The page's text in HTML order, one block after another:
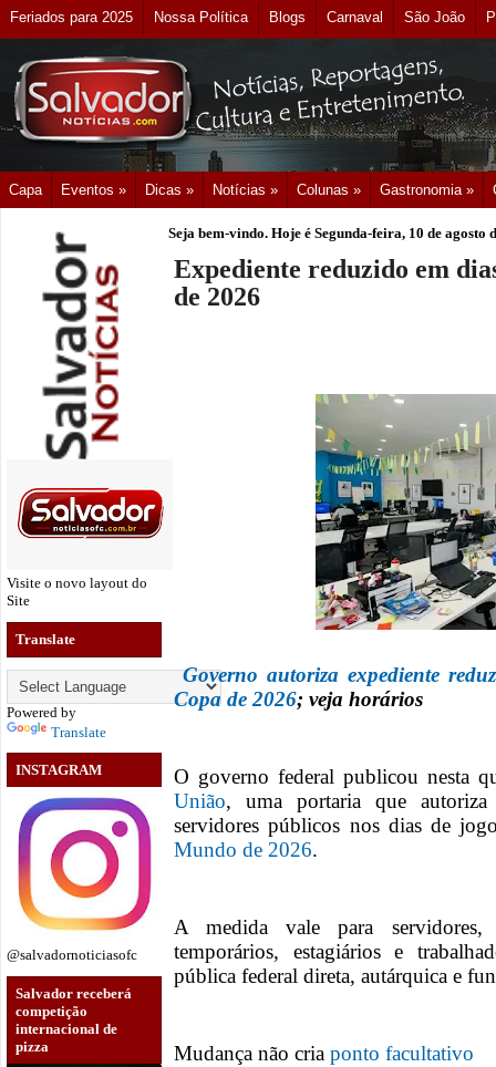
Feriados para 2025 Nossa Política Blogs Carnaval São João
Capa Eventos » Dicas » Notícias » Colunas » Gastronomia »
Visite o novo layout do
Site
Translate
Powered by
Translate
INSTAGRAM
@salvadornoticiasofc
Salvador receberá
competição
internacional de
pizza
Seja bem-vindo. Hoje é Segunda-feira, 10 de agosto
Expediente reduzido em
de 2026
Governo autoriza expediente
Copa de 2026; veja horários
O governo federal publicou nesta
União, uma portaria que
servidores públicos nos dias de
Mundo de 2026.
A medida vale para servidores,
temporários, estagiários e
pública federal direta, autárquica e
Mudança não cria ponto facultativo